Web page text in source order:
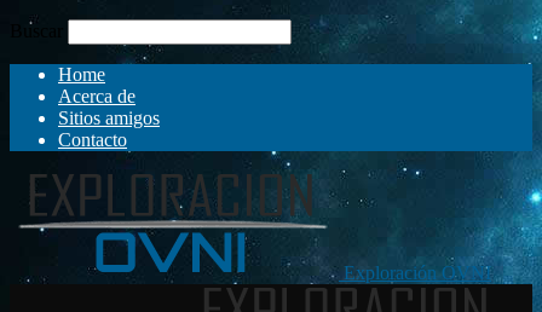
Buscar
Home
Acerca de
Sitios amigos
Contacto
Exploración OVNI